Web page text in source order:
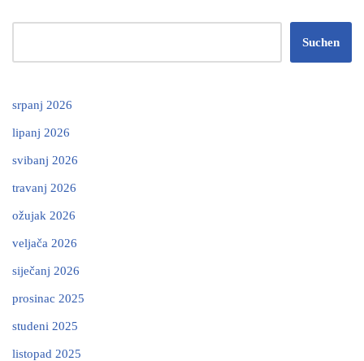
Suchen
srpanj 2026
lipanj 2026
svibanj 2026
travanj 2026
ožujak 2026
veljača 2026
siječanj 2026
prosinac 2025
studeni 2025
listopad 2025